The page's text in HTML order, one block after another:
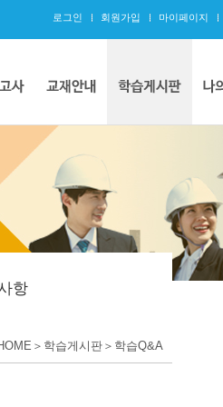
로그인 회원가입 마이페이지
항
＞학습게시판＞학습Q&A